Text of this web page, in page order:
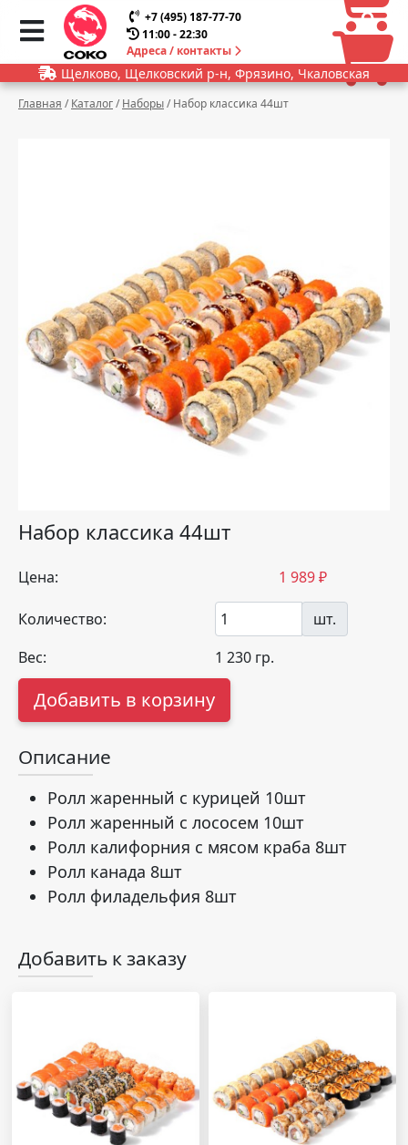
+7 (495) 187-77-70
11:00 - 22:30
Адреса / контакты
0
0
Щелково, Щелковский р-н, Фрязино, Чкаловская
Главная / Каталог/ Наборы/ Набор классика 44шт
Набор классика 44шт
Цена: 1 989₽
Количество:
шт.
Вес:
1 230 гр.
Добавить в корзину
Описание
Ролл жаренный с курицей 10шт
Ролл жаренный с лососем 10шт
Ролл калифорния с мясом краба 8шт
Ролл канада 8шт
Ролл филадельфия 8шт
Добавить к заказу